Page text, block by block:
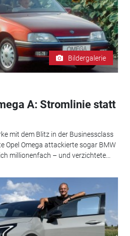
Bildergalerie
A: Stromlinie statt
mit dem Blitz in der Businessclass
Opel Omega attackierte sogar BMW
millionenfach – und verzichtete...